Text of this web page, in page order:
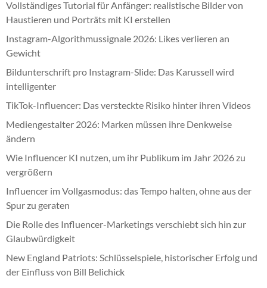
Vollständiges Tutorial für Anfänger: realistische Bilder von
Haustieren und Porträts mit KI erstellen
Instagram-Algorithmussignale 2026: Likes verlieren an
Gewicht
Bildunterschrift pro Instagram-Slide: Das Karussell wird
intelligenter
TikTok-Influencer: Das versteckte Risiko hinter ihren Videos
Mediengestalter 2026: Marken müssen ihre Denkweise
ändern
Wie Influencer KI nutzen, um ihr Publikum im Jahr 2026 zu
vergrößern
Influencer im Vollgasmodus: das Tempo halten, ohne aus der
Spur zu geraten
Die Rolle des Influencer-Marketings verschiebt sich hin zur
Glaubwürdigkeit
New England Patriots: Schlüsselspiele, historischer Erfolg und
der Einfluss von Bill Belichick